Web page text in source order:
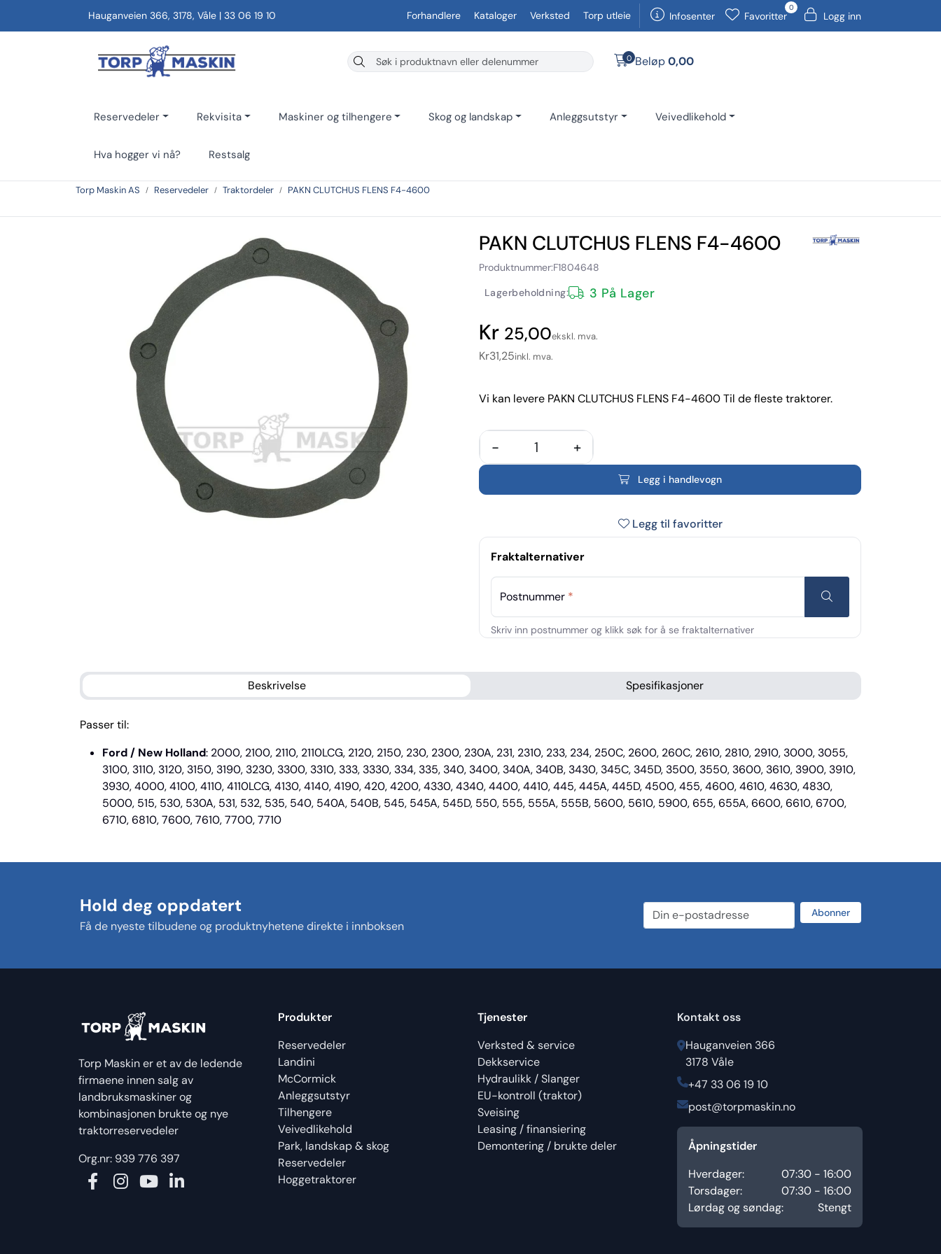
Forhandlere Kataloger Verksted Torp utleie
Hauganveien 366, 3178, Våle | 33 06 19 10 Infosenter
0
Favoritter Logg inn
Beløp0,00
0
Reservedeler Rekvisita Maskiner og tilhengere Skog og landskap Anleggsutstyr Veivedlikehold
Hva hogger vi nå? Restsalg
Torp Maskin AS Reservedeler Traktordeler PAKN CLUTCHUS FLENS F4-4600
PAKN CLUTCHUS FLENS F4-4600
Produktnummer:F1804648
Lagerbeholdning: 3 På Lager
25,00ekskl. mva.
Kr31,25inkl. mva.
- +
Legg i handlevogn
Legg til favoritter
Vi kan levere PAKN CLUTCHUS FLENS F4-4600 Til de fleste traktorer.
Fraktalternativer
Postnummer *
Beskrivelse Spesifikasjoner
Passer til:
Ford / New Holland: 2000, 2100, 2110, 2110LCG, 2120, 2150, 230, 2300, 230A, 231, 2310, 233, 234, 250C, 2600, 260C, 2610, 2810, 2910, 3000, 3055,
3100, 3110, 3120, 3150, 3190, 3230, 3300, 3310, 333, 3330, 334, 335, 340, 3400, 340A, 340B, 3430, 345C, 345D, 3500, 3550, 3600, 3610, 3900, 3910,
3930, 4000, 4100, 4110, 4110LCG, 4130, 4140, 4190, 420, 4200, 4330, 4340, 4400, 4410, 445, 445A, 445D, 4500, 455, 4600, 4610, 4630, 4830,
5000, 515, 530, 530A, 531, 532, 535, 540, 540A, 540B, 545, 545A, 545D, 550, 555, 555A, 555B, 5600, 5610, 5900, 655, 655A, 6600, 6610, 6700,
6710, 6810, 7600, 7610, 7700, 7710
Hold deg oppdatert
Få de nyeste tilbudene og produktnyhetene direkte i innboksen
Abonner
Torp Maskin er et av de ledende
firmaene innen salg av
landbruksmaskiner og
kombinasjonen brukte og nye
traktorreservedeler
Org.nr: 939 776 397
Produkter
Reservedeler
Landini
McCormick
Anleggsutstyr
Tilhengere
Veivedlikehold
Park, landskap & skog
Reservedeler
Hoggetraktorer
Tjenester
Verksted & service
Dekkservice
Hydraulikk / Slanger
EU-kontroll (traktor)
Sveising
Leasing / finansiering
Demontering / brukte deler
Kontakt oss
Hauganveien 366
3178 Våle
+47 33 06 19 10
post@torpmaskin.no
Åpningstider
Hverdager:
07:30 - 16:00
Torsdager:
07:30 - 16:00
Lørdag og søndag:
Stengt